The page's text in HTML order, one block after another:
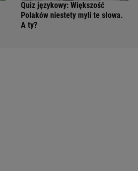
Quiz językowy: Większość
Polaków niestety myli te słowa.
A ty?